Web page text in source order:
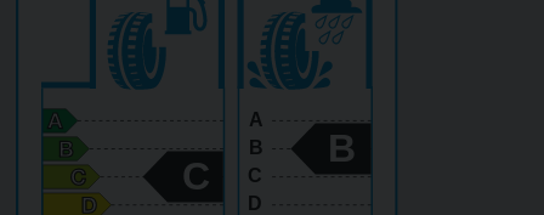
A
B
C
D
C
B